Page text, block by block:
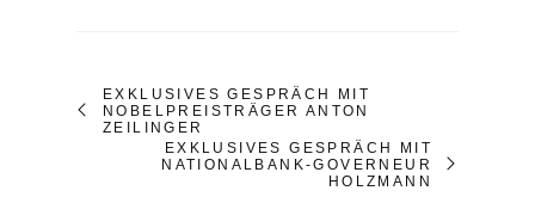
EXKLUSIVES GESPRÄCH MIT
NOBELPREISTRÄGER ANTON
ZEILINGER
EXKLUSIVES GESPRÄCH MIT
NATIONALBANK-GOVERNEUR
HOLZMANN